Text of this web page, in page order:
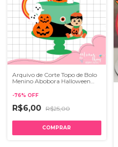
Arquivo de Corte Topo de Bolo
Menino Abobora Halloween
-76% OFF
R$6,00 R$25,00